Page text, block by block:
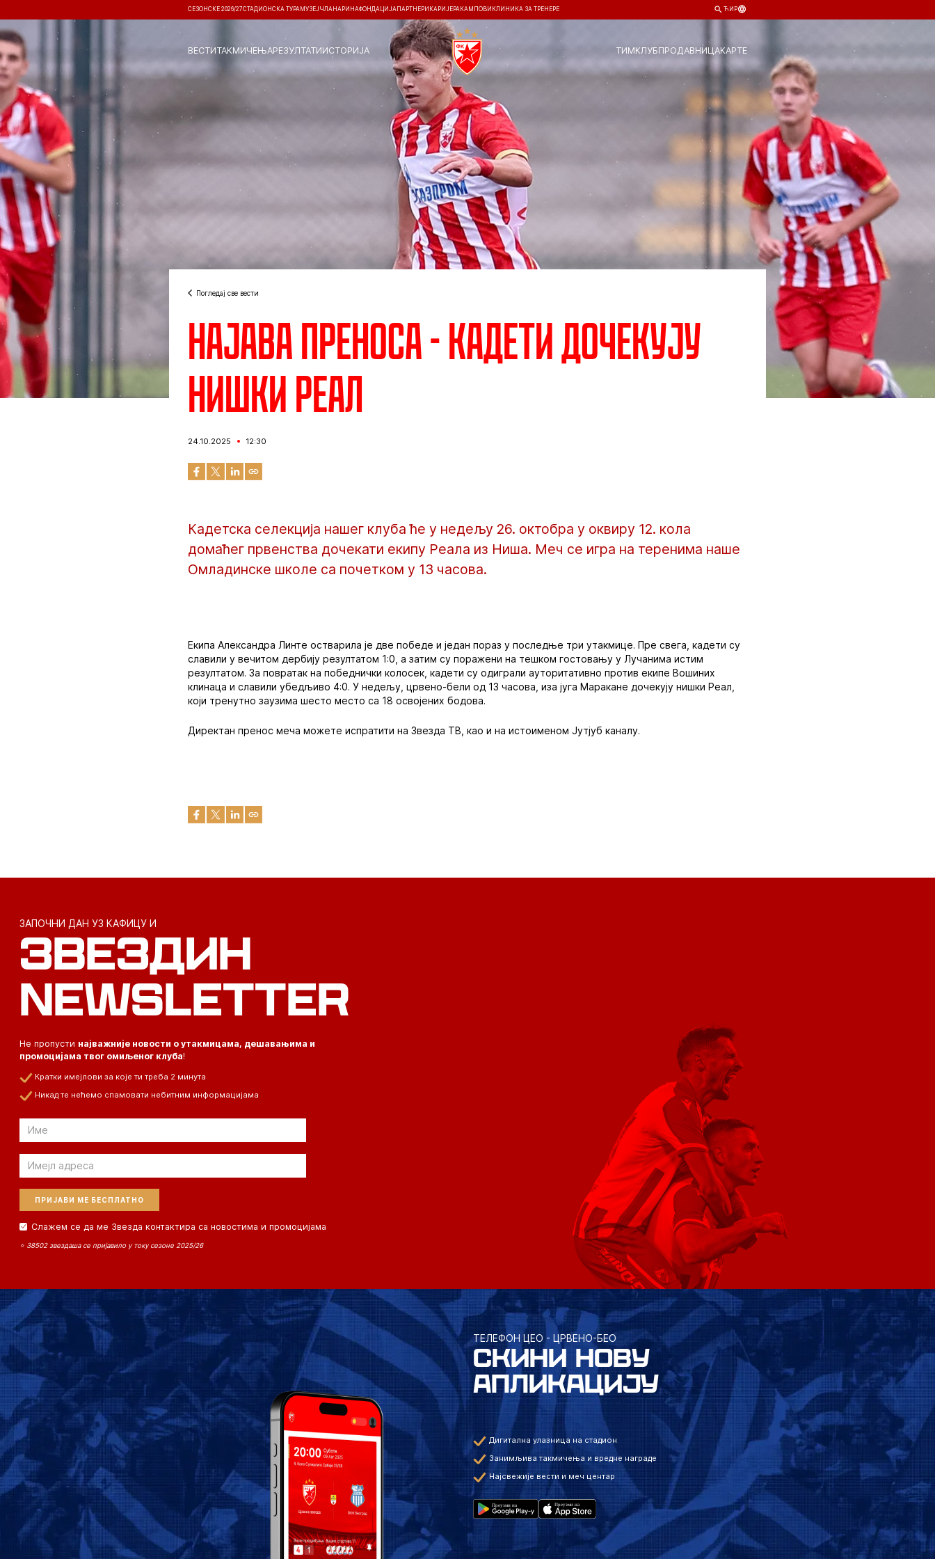
СЕЗОНСКЕ 2026/27СТАДИОНСКА ТУРА МУЗЕЈ ЧЛАНАРИНАФОНДАЦИЈА ПАРТНЕРИ КАРИЈЕРА КАМПОВИ КЛИНИКА ЗА ТРЕНЕРЕ ЋИР
ВЕСТИТАКМИЧЕЊАРЕЗУЛТАТИИСТОРИЈА ТИМКЛУБПРОДАВНИЦАКАРТЕ
Погледај све вести
Најава преноса - Кадети дочекују
нишки Реал
24.10.2025 12:30
Кадетска селекција нашег клуба ће у недељу 26. октобра у оквиру 12. кола
домаћег првенства дочекати екипу Реала из Ниша. Меч се игра на теренима наше
Омладинске школе са почетком у 13 часова.
Екипа Александра Линте остварила је две победе и један пораз у последње три утакмице. Пре свега, кадети су
славили у вечитом дербију резултатом 1:0, а затим су поражени на тешком гостовању у Лучанима истим
резултатом. За повратак на победнички колосек, кадети су одиграли ауторитативно против екипе Вошиних
клинаца и славили убедљиво 4:0. У недељу, црвено-бели од 13 часова, иза југа Маракане дочекују нишки Реал,
који тренутно заузима шесто место са 18 освојених бодова.
Директан пренос меча можете испратити на Звезда ТВ, као и на истоименом Јутјуб каналу.
ЗАПОЧНИ ДАН УЗ КАФИЦУ И
ЗВЕЗДИН
NEWSLETTER
Не пропусти најважније новости о утакмицама, дешавањима и
промоцијама твог омиљеног клуба!
Кратки имејлови за које ти треба 2 минута
Никад те нећемо спамовати небитним информацијама
Email
Email
Слажем се да ме Звезда контактира са новостима и промоцијама
⭐ 38502 звездаша се пријавило у току сезоне 2025/26
ТЕЛЕФОН ЦЕО - ЦРВЕНО-БЕО
СКИНИ НОВУ
АПЛИКАЦИЈУ
Дигитална улазница на стадион
Занимљива такмичења и вредне награде
Најсвежије вести и меч центар